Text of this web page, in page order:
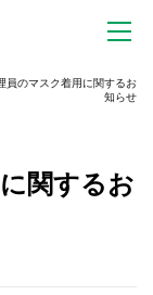
員のマスク着用に関するお
知らせ
関するお